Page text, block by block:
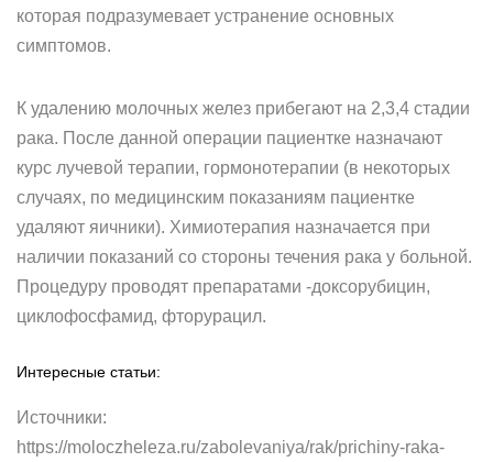
которая подразумевает устранение основных
симптомов.
К удалению молочных желез прибегают на 2,3,4 стадии
рака. После данной операции пациентке назначают
курс лучевой терапии, гормонотерапии (в некоторых
случаях, по медицинским показаниям пациентке
удаляют яичники). Химиотерапия назначается при
наличии показаний со стороны течения рака у больной.
Процедуру проводят препаратами -доксорубицин,
циклофосфамид, фторурацил.
Интересные статьи:
Источники:
https://moloczheleza.ru/zabolevaniya/rak/prichiny-raka-